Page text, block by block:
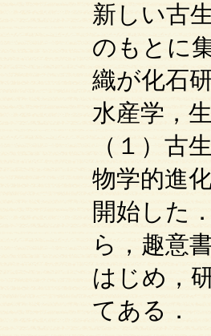
新しい古
のもとに
織が化石
水産学，
（１）古
物学的進
開始した
ら，趣意
はじめ，
てある．